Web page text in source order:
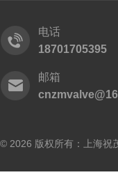
电话
18701705395
邮箱
© 2026 版权所有：上海祝